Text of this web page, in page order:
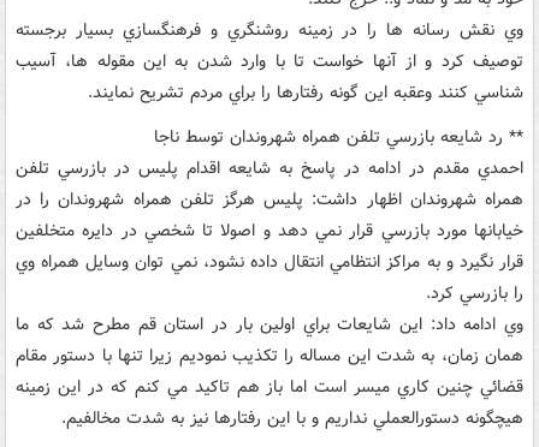
وي نقش رسانه ها را در زمينه روشنگري و فرهنگسازي بسيار برجسته
توصيف کرد و از آنها خواست تا با وارد شدن به اين مقوله ها، آسيب
شناسي کنند وعقبه اين گونه رفتارها را براي مردم تشريح نمايند.
** رد شايعه بازرسي تلفن همراه شهروندان توسط ناجا
احمدي مقدم در ادامه در پاسخ به شايعه اقدام پليس در بازرسي تلفن
همراه شهروندان اظهار داشت: پليس هرگز تلفن همراه شهروندان را در
خيابانها مورد بازرسي قرار نمي دهد و اصولا تا شخصي در دايره متخلفين
قرار نگيرد و به مراکز انتظامي انتقال داده نشود، نمي توان وسايل همراه وي
را بازرسي کرد.
وي ادامه داد: اين شايعات براي اولين بار در استان قم مطرح شد که ما
همان زمان، به شدت اين مساله را تکذيب نموديم زيرا تنها با دستور مقام
قضائي چنين کاري ميسر است اما باز هم تاکيد مي کنم که در اين زمينه
هيچگونه دستورالعملي نداريم و با اين رفتارها نيز به شدت مخالفيم.